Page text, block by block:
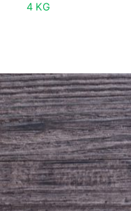
4 KG